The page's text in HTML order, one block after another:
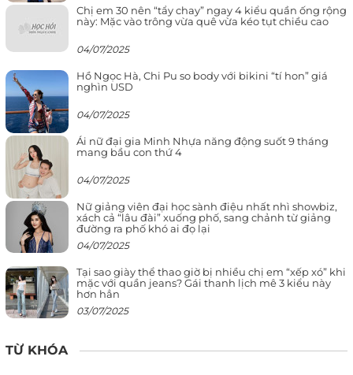
Chị em 30 nên “tẩy chay” ngay 4 kiểu quần ống rộng
này: Mặc vào trông vừa quê vừa kéo tụt chiều cao
04/07/2025
Hồ Ngọc Hà, Chi Pu so body với bikini “tí hon” giá
nghìn USD
04/07/2025
Ái nữ đại gia Minh Nhựa năng động suốt 9 tháng
mang bầu con thứ 4
04/07/2025
Nữ giảng viên đại học sành điệu nhất nhì showbiz,
xách cả “lâu đài” xuống phố, sang chảnh từ giảng
đường ra phố khó ai đọ lại
04/07/2025
Tại sao giày thể thao giờ bị nhiều chị em “xếp xó” khi
mặc với quần jeans? Gái thanh lịch mê 3 kiểu này
hơn hẳn
03/07/2025
TỪ KHÓA